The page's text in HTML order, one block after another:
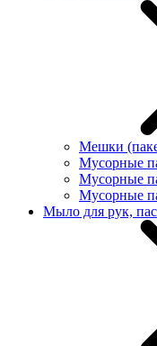
Мешки
Мусорные
Мусорные
Мусорные
Мыло для рук,